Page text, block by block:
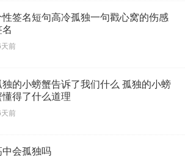
性签名短句高冷孤独一句戳心窝的伤感
名
天前
独的小螃蟹告诉了我们什么 孤独的小螃
懂得了什么道理
天前
中会孤独吗